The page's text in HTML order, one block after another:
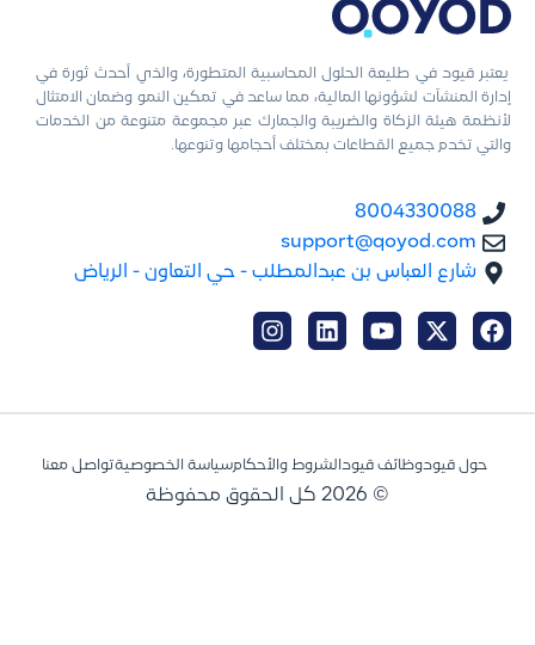
يعتبر قيود في طليعة الحلول المحاسبية المتطورة، والذي أحدث ثورة في
إدارة المنشآت لشؤونها المالية، مما ساعد في تمكين النمو وضمان الامتثال
لأنظمة هيئة الزكاة والضريبة والجمارك عبر مجموعة متنوعة من الخدمات
والتي تخدم جميع القطاعات بمختلف أحجامها وتنوعها.
8004330088
support@qoyod.com
شارع العباس بن عبدالمطلب - حي التعاون - الرياض
حول قيودوظائف قيود الشروط والأحكامسياسة الخصوصيةتواصل معنا
© 2026 كل الحقوق محفوظة